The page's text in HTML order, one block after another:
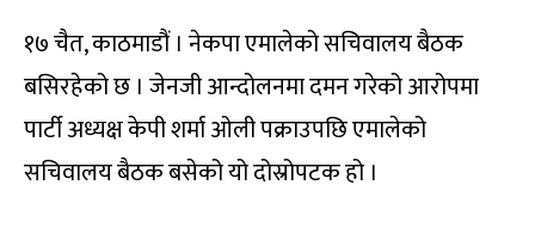
१७ चैत, काठमाडौं । नेकपा एमालेको सचिवालय बैठक
बसिरहेको छ । जेनजी आन्दोलनमा दमन गरेको आरोपमा
पार्टी अध्यक्ष केपी शर्मा ओली पक्राउपछि एमालेको
सचिवालय बैठक बसेको यो दोस्रोपटक हो ।